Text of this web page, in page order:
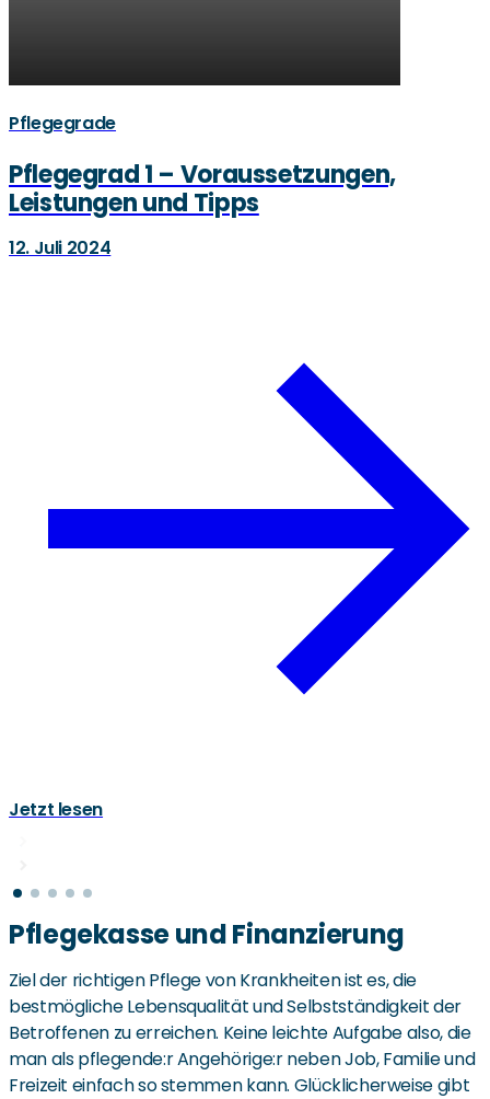
Pflegegrade
Pflegegrad 1 – Voraussetzungen,
Leistungen und Tipps
12. Juli 2024
Jetzt lesen
Pflegekasse und Finanzierung
Ziel der richtigen Pflege von Krankheiten ist es, die
bestmögliche Lebensqualität und Selbstständigkeit der
Betroffenen zu erreichen. Keine leichte Aufgabe also, die
man als pflegende:r Angehörige:r neben Job, Familie und
Freizeit einfach so stemmen kann. Glücklicherweise gibt